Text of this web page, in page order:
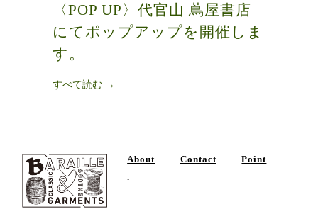
〈POP UP〉代官山 蔦屋書店
にてポップアップを開催しま
す。
すべて読む →
About Contact
Point
.